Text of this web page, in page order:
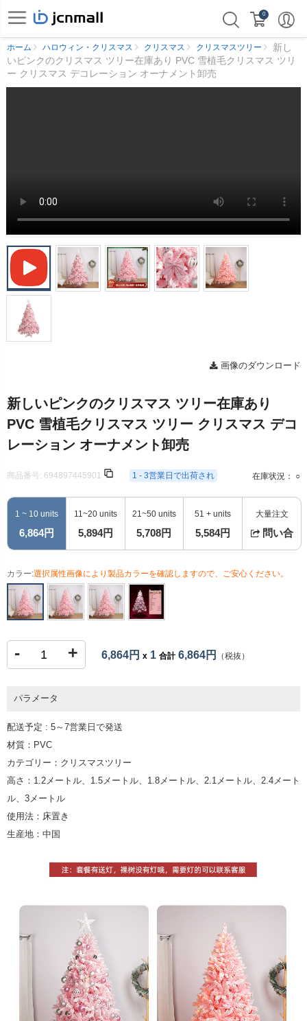
0
ホーム ハロウィン・クリスマス クリスマス クリスマスツリー
新し
いピンクのクリスマス ツリー在庫あり PVC 雪植毛クリスマス ツリ
ー クリスマス デコレーション オーナメント卸売
画像のダウンロード
新しいピンクのクリスマス ツリー在庫あり
PVC 雪植毛クリスマス ツリー クリスマス デコ
レーション オーナメント卸売
商品番号: 694897445901 1 - 3営業日で出荷され 在庫状況： ○
1 ~ 10 units
6,864円
11~20 units
5,894円
21~50 units
5,708円
51 + units
5,584円
大量注文
問い合
カラー:選択属性画像により製品カラーを確認しますので、ご安心ください。
- + 6,864円 x 1 合計6,864円 （税抜）
パラメータ
配送予定 : 5～7営業日で発送
材質：PVC
カテゴリー：クリスマスツリー
高さ：1.2メートル、1.5メートル、1.8メートル、2.1メートル、2.4メート
ル、3メートル
使用法：床置き
生産地：中国